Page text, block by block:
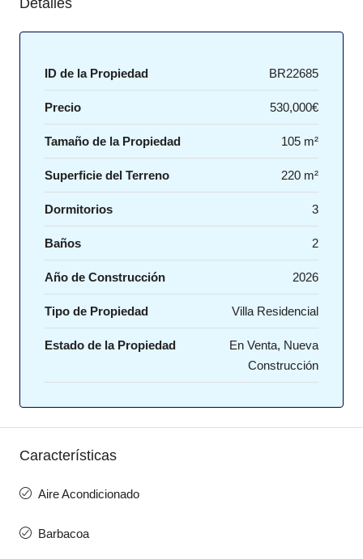
Detalles
ID de la Propiedad BR22685
Precio 530,000€
Tamaño de la Propiedad 105 m²
Superficie del Terreno 220 m²
Dormitorios 3
Baños 2
Año de Construcción 2026
Tipo de Propiedad Villa Residencial
Estado de la Propiedad
En Venta, Nueva
Construcción
Características
Aire Acondicionado
Barbacoa